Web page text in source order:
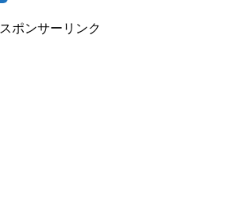
スポンサーリンク